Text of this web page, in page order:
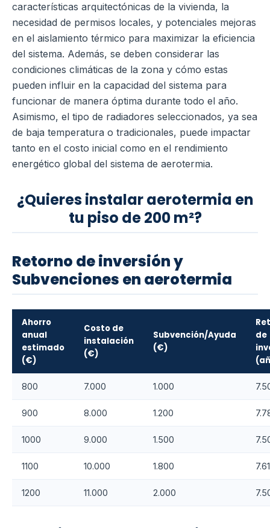
características arquitectónicas de la vivienda, la
necesidad de permisos locales, y potenciales mejoras
en el aislamiento térmico para maximizar la eficiencia
del sistema. Además, se deben considerar las
condiciones climáticas de la zona y cómo estas
pueden influir en la capacidad del sistema para
funcionar de manera óptima durante todo el año.
Asimismo, el tipo de radiadores seleccionados, ya sea
de baja temperatura o tradicionales, puede impactar
tanto en el costo inicial como en el rendimiento
energético global del sistema de aerotermia.
¿Quieres instalar aerotermia en
tu piso de 200 m²?
Retorno de inversión y
Subvenciones en aerotermia
Ahorro
anual
estimado
(€)
Costo de
instalación
(€)
Subvención/Ayuda
(€)
de
800 7.000 1.000
900 8.000 1.200
1000 9.000 1.500
1100 10.000 1.800 7.61
1200 11.000 2.000